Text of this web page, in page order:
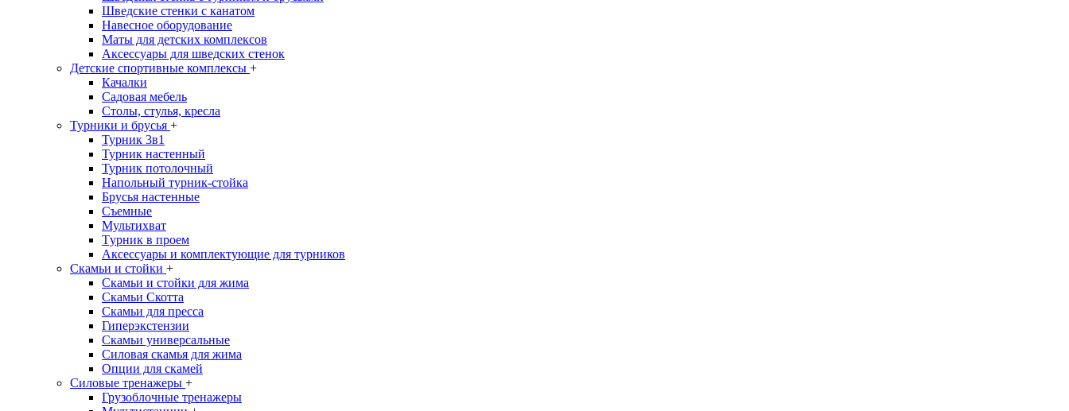
Шведские стенки с канатом
Навесное оборудование
Маты для детских комплексов
Аксессуары для шведских стенок
Детские спортивные комплексы +
Качалки
Садовая мебель
Столы, стулья, кресла
Турники и брусья +
Турник 3в1
Турник настенный
Турник потолочный
Напольный турник-стойка
Брусья настенные
Съемные
Мультихват
Tурник в проем
Аксессуары и комплектующие для турников
Скамьи и стойки +
Скамьи и стойки для жима
Скамьи Скотта
Скамьи для пресса
Гиперэкстензии
Скамьи универсальные
Силовая скамья для жима
Опции для скамей
Силовые тренажеры +
Грузоблочные тренажеры